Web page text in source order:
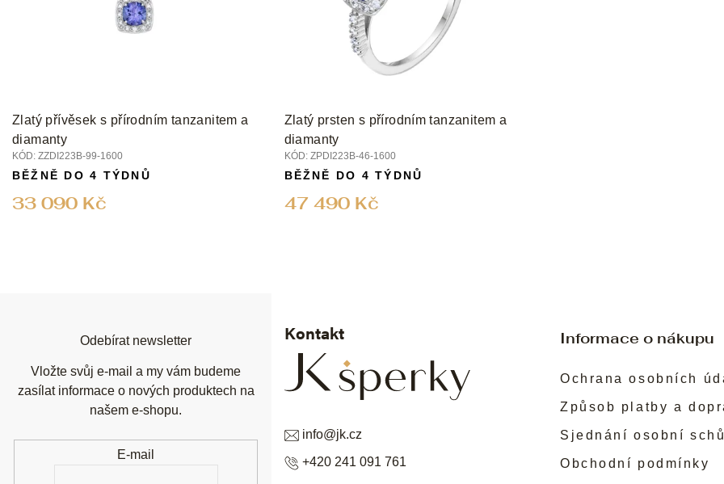
Zlatý přívěsek s přírodním tanzanitem a
diamanty
KÓD: ZZDI223B-99-1600
33 090 Kč
BĚŽNĚ DO 4 TÝDNŮ
Zlatý prsten s přírodním tanzanitem a
diamanty
KÓD: ZPDI223B-46-1600
47 490 Kč
BĚŽNĚ DO 4 TÝDNŮ
Informace o nákupu
Ochrana osobních
Způsob platby a
Sjednání osobní
Obchodní podmínky
Kontakt
info@jk.cz
+420 241 091 761
Odebírat newsletter
Vložte svůj e-mail a my vám budeme
zasílat informace o nových produktech na
našem e-shopu.
E-mail